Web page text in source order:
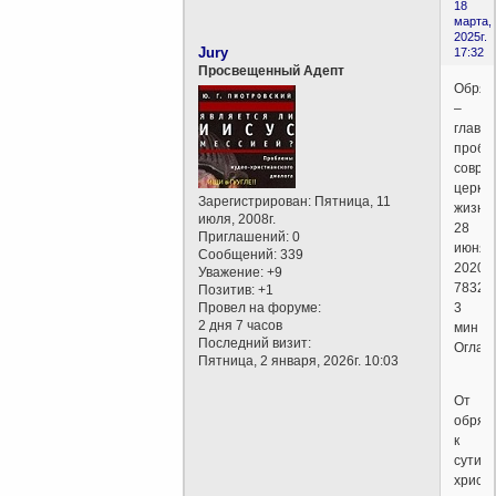
18
марта,
2025г.
17:32
Jury
Просвещенный Адепт
Зарегистрирован: Пятница, 11
июля, 2008г.
Приглашений: 0
Сообщений: 339
Уважение: +9
Позитив: +1
Провел на форуме:
2 дня 7 часов
Последний визит:
Пятница, 2 января, 2026г. 10:03
–
жизни
28
июня
2020
7832
3
мин
От
к
сути